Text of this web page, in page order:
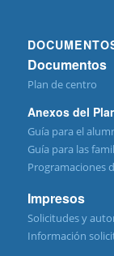
Documentos
Plan de centro
Anexos del
Guía para el
Guía para las
Programaciones
Impresos
Solicitudes y
Información